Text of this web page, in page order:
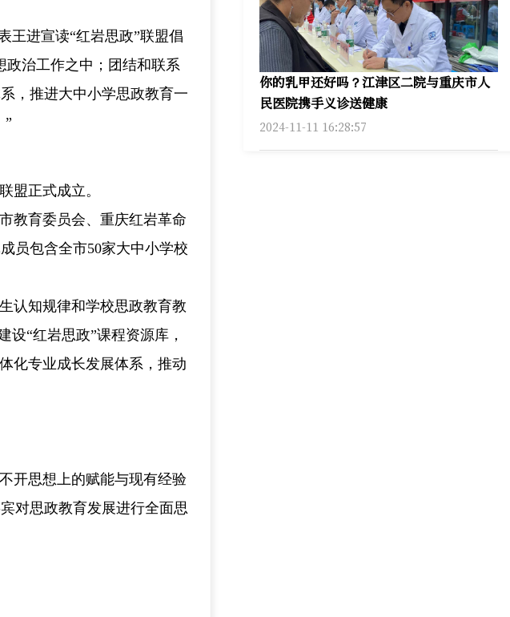
王进宣读“红岩思政”联盟倡
政治工作之中；团结和联系
，推进大中小学思政教育一
”
盟正式成立。
教育委员会、重庆红岩革命
员包含全市50家大中小学校
认知规律和学校思政教育教
设“红岩思政”课程资源库，
化专业成长发展体系，推动
开思想上的赋能与现有经验
对思政教育发展进行全面思
你的乳甲还好吗？江津区二院与重庆市人
民医院携手义诊送健康
2024-11-11 16:28:57